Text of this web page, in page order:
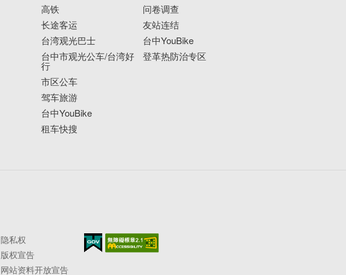
高铁
长途客运
台湾观光巴士
台中市观光公车/台湾好
行
市区公车
驾车旅游
台中YouBike
租车快搜
问卷调查
友站连结
台中YouBike
登革热防治专区
隐私权
版权宣告
网站资料开放宣告